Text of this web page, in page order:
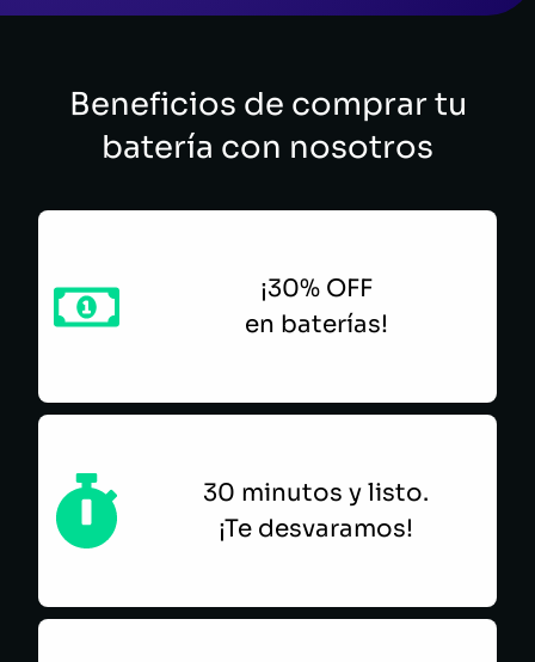
Beneficios de comprar tu
batería con nosotros
¡30% OFF
en baterías!
30 minutos y listo.
¡Te desvaramos!